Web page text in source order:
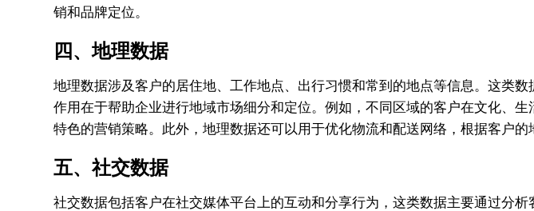
销和品牌定位。
四、地理数据
地理数据涉及客户的居住地、工作地点、出行习惯和常到的地点等信息。这类
作用在于帮助企业进行地域市场细分和定位。例如，不同区域的客户在文化、
特色的营销策略。此外，地理数据还可以用于优化物流和配送网络，根据客户的
五、社交数据
社交数据包括客户在社交媒体平台上的互动和分享行为，这类数据主要通过分